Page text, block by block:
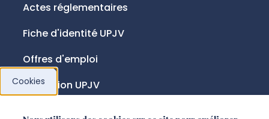
Actes réglementaires
Fiche d'identité UPJV
Offres d'emploi
Fondation UPJV
Cookies